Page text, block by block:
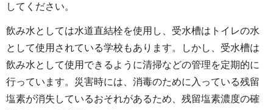
してください。
飲み水としては水道直結栓を使用し、受水槽はトイレの水
として使用されている学校もあります。しかし、受水槽は
飲み水として使用できるように清掃などの管理を定期的に
行っています。災害時には、消毒のために入っている残留
塩素が消失しているおそれがあるため、残留塩素濃度の確